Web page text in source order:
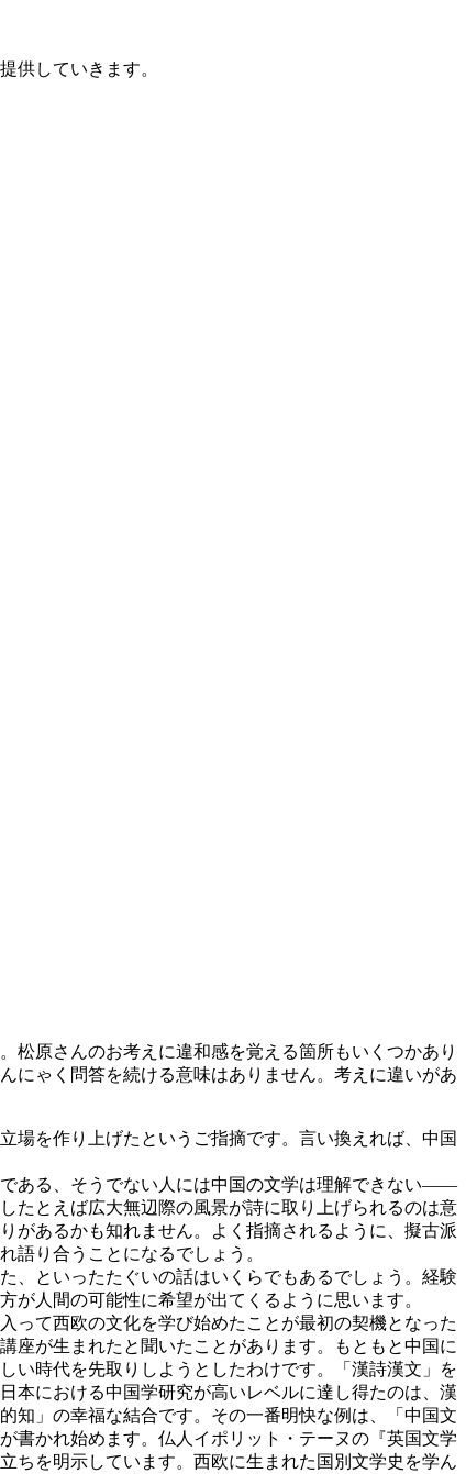
原さんのお考えに違和感を覚える箇所もいくつかあり
にゃく問答を続ける意味はありません。考えに違いがあ
を作り上げたというご指摘です。言い換えれば、中国
ある、そうでない人には中国の文学は理解できない――
たとえば広大無辺際の風景が詩に取り上げられるのは意
があるかも知れません。よく指摘されるように、擬古派
語り合うことになるでしょう。
、といったたぐいの話はいくらでもあるでしょう。経験
人間の可能性に希望が出てくるように思います。
て西欧の文化を学び始めたことが最初の契機となった
座が生まれたと聞いたことがあります。もともと中国に
い時代を先取りしようとしたわけです。「漢詩漢文」を
本における中国学研究が高いレベルに達し得たのは、漢
知」の幸福な結合です。その一番明快な例は、「中国文
書かれ始めます。仏人イポリット・テーヌの『英国文学
ちを明示しています。西欧に生まれた国別文学史を学ん